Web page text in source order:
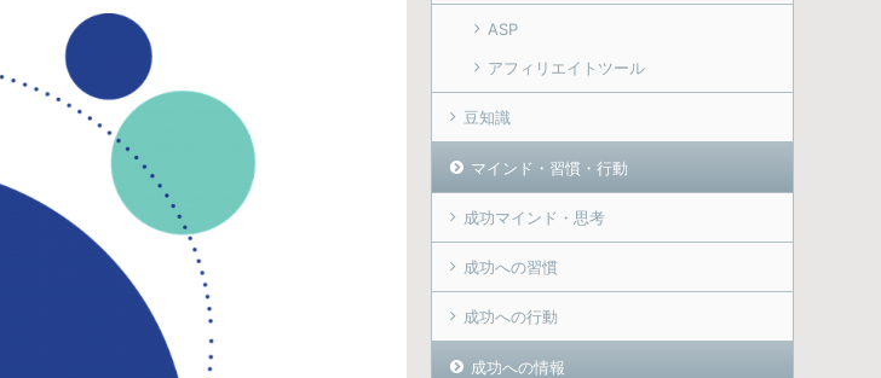
ASP
アフィリエイトツール
豆知識
マインド・習慣・行動
成功マインド・思考
成功への習慣
成功への行動
成功への情報